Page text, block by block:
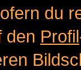
du
den Profil